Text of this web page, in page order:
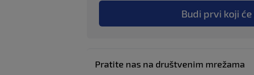
Budi prvi koji
Pratite nas na društvenim mrežama